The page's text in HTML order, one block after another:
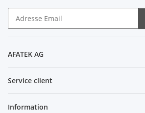
AFATEK AG
Service client
Information